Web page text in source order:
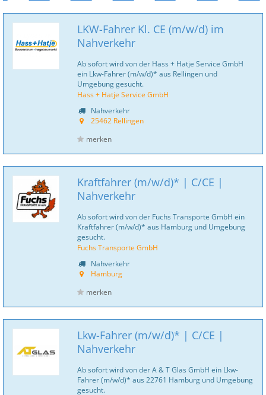
LKW-Fahrer Kl. CE (m/w/d) im
Nahverkehr
Ab sofort wird von der Hass + Hatje Service GmbH
ein Lkw-Fahrer (m/w/d)* aus Rellingen und
Umgebung gesucht.
Hass + Hatje Service GmbH
Nahverkehr
25462 Rellingen
merken
Kraftfahrer (m/w/d)* | C/CE |
Nahverkehr
Ab sofort wird von der Fuchs Transporte GmbH ein
Kraftfahrer (m/w/d)* aus Hamburg und Umgebung
gesucht.
Fuchs Transporte GmbH
Nahverkehr
Hamburg
merken
Lkw-Fahrer (m/w/d)* | C/CE |
Nahverkehr
Ab sofort wird von der A & T Glas GmbH ein Lkw-
Fahrer (m/w/d)* aus 22761 Hamburg und Umgebung
gesucht.